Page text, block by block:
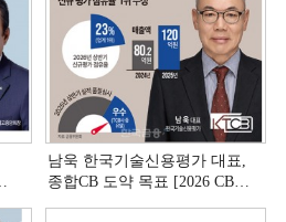
남욱 한국기술신용평가 대표,
종합CB 도약 목표 [2026 CB사